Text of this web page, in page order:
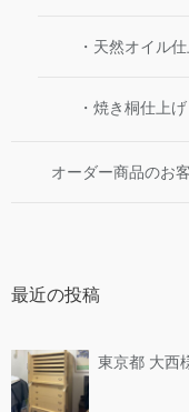
・天然オイル
・焼き桐仕上げ
オーダー商品のお
最近の投稿
東京都 大西